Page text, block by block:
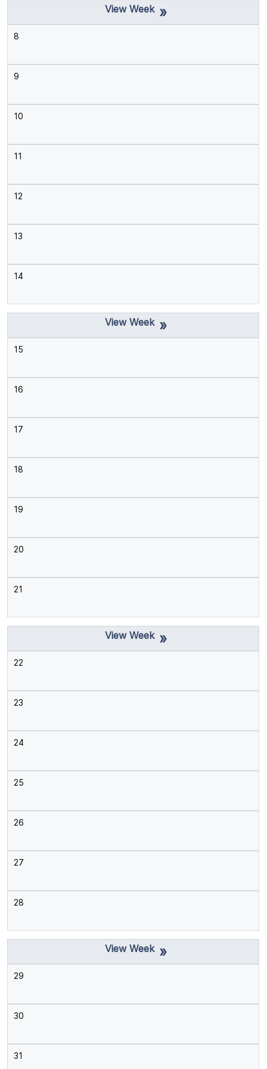
»
8
9
10
11
12
13
14
»
15
16
17
18
19
20
21
»
22
23
24
25
26
27
28
»
29
30
31